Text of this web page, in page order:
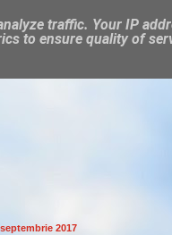
2017
traffic. Your IP
to ensure quality of